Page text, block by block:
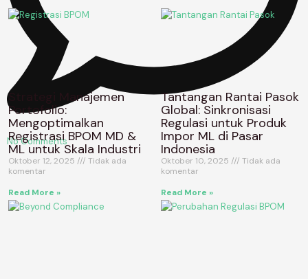
No Comments
Strategi Manajemen
Portofolio:
Mengoptimalkan
Registrasi BPOM MD &
ML untuk Skala Industri
Oktober 12, 2025
Tidak ada
komentar
Read More »
Tantangan Rantai Pasok
Global: Sinkronisasi
Regulasi untuk Produk
Impor ML di Pasar
Indonesia
Oktober 10, 2025
Tidak ada
komentar
Read More »